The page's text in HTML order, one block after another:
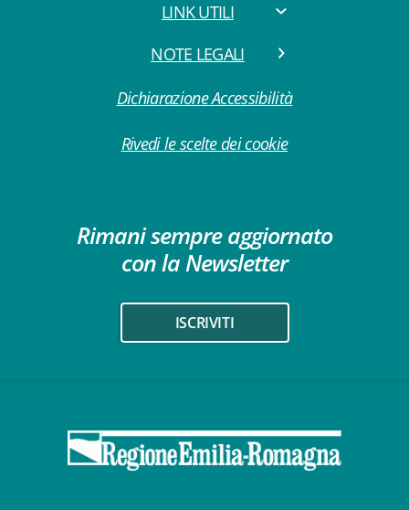
LINK UTILI
NOTE LEGALI
Dichiarazione Accessibilità
Rivedi le scelte dei cookie
Rimani sempre aggiornato
con la Newsletter
ISCRIVITI